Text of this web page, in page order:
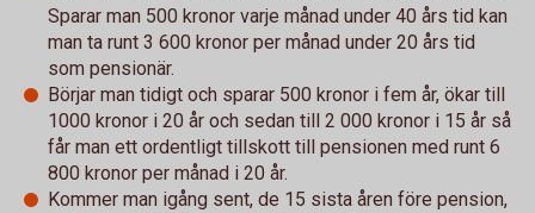
Sparar man 500 kronor varje månad under 40 års tid kan
man ta runt 3 600 kronor per månad under 20 års tid
som pensionär.
Börjar man tidigt och sparar 500 kronor i fem år, ökar till
1000 kronor i 20 år och sedan till 2 000 kronor i 15 år så
får man ett ordentligt tillskott till pensionen med runt 6
800 kronor per månad i 20 år.
Kommer man igång sent, de 15 sista åren före pension,